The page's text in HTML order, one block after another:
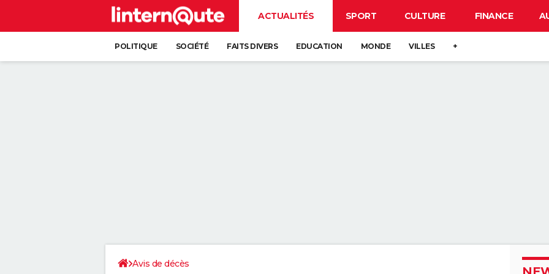
ACTUALITÉS SPORT CULTURE FINANCE
POLITIQUE SOCIÉTÉ FAITS DIVERS EDUCATION MONDE VILLES +
Avis de décès